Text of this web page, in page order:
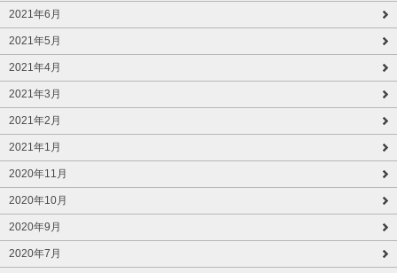
2021年6月
2021年5月
2021年4月
2021年3月
2021年2月
2021年1月
2020年11月
2020年10月
2020年9月
2020年7月